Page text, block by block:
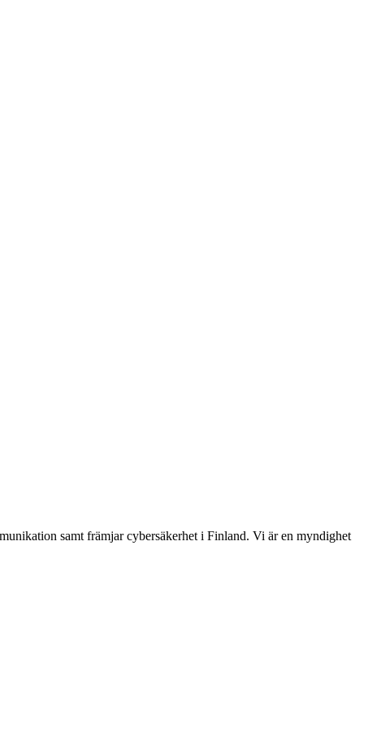
samt främjar cybersäkerhet i Finland. Vi är en myndighet